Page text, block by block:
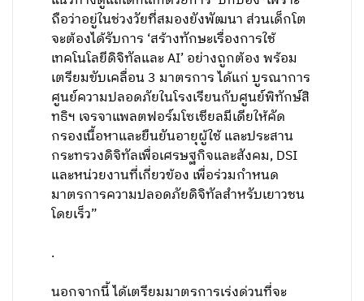
ถือว่าอยู่ในช่วงวัยที่สมองยังพัฒนา ส่วนเด็กโต
จะต้องได้รับการ ‘สร้างทักษะเรื่องการใช้
เทคโนโลยีดิจิทัลและ AI’ อย่างถูกต้อง พร้อม
เตรียมขับเคลื่อน 3 มาตรการ ได้แก่ บูรณาการ
ศูนย์ความปลอดภัยในโรงเรียนกับศูนย์พิทักษ์สิ
ทธิฯ เจรจาแพลตฟอร์มโซเชียลมีเดียให้คัด
กรองเนื้อหาและยืนยันอายุผู้ใช้ และประสาน
กระทรวงดิจิทัลเพื่อเศรษฐกิจและสังคม, DSI
และหน่วยงานที่เกี่ยวข้อง เพื่อร่วมกำหนด
มาตรการความปลอดภัยดิจิทัลสำหรับเยาวชน
โดยเร็ว”
.
นอกจากนี้ ได้เตรียมมาตรการเร่งด่วนที่จะ